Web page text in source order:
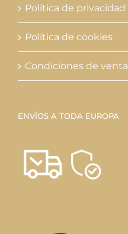
Política de privacidad
Política de cookies
Condiciones de venta
ENVÍOS A TODA EUROPA